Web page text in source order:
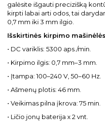
galėsite išgauti precizišką
kirpti labai arti odos, tai
0,7 mm iki 3 mm ilgio.
Išskirtinės kirpimo
• DC variklis: 5300 aps./min.
• Kirpimo ilgis: 0,7 mm–3 mm.
• Įtampa: 100–240 V, 50–60 Hz.
• Ašmenų plotis: 46 mm.
• Veikimas pilna įkrova: 75 min.
• Ličio jonų baterija x 2 vnt.